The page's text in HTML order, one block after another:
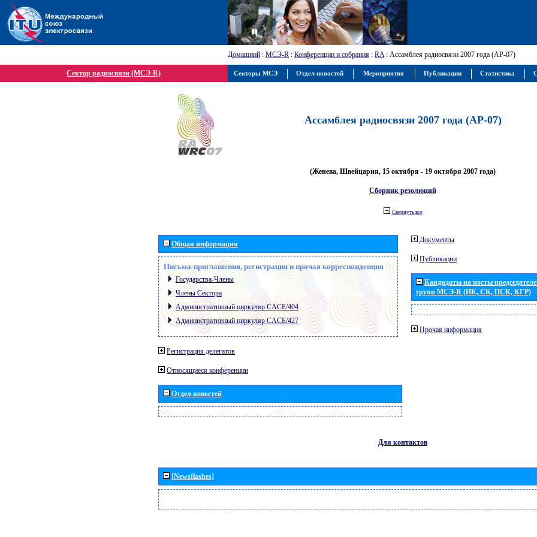
Домашний : МСЭ-R : Конференции и собрания : RA: Ассамблея радиосвязи 2007 года (АР-07)
Сектор радиосвязи (МСЭ-R)
Ассамблея радиосвязи 2007 года (АР-07)
(Женева, Швейцария, 15 октября - 19 октября 2007 года)
Сборник резолюций
Свернуть все
Общая информация
Письма-приглашения, регистрация и прочая корреспонденция
Государства-Члены
Члены Сектора
Административный циркуляр CACE/404
Административный циркуляр CACE/427
Регистрация делегатов
Относящиеся конференции
Отдел новостей
Документы
Публикации
Кандидаты на посты
групп МСЭ-R (ИК, СК, ПСК, КГР)
Прочая информация
Для контактов
[Newsflashes]
Секторы МСЭ Отдел новостей Мероприятия Публикации Статистика